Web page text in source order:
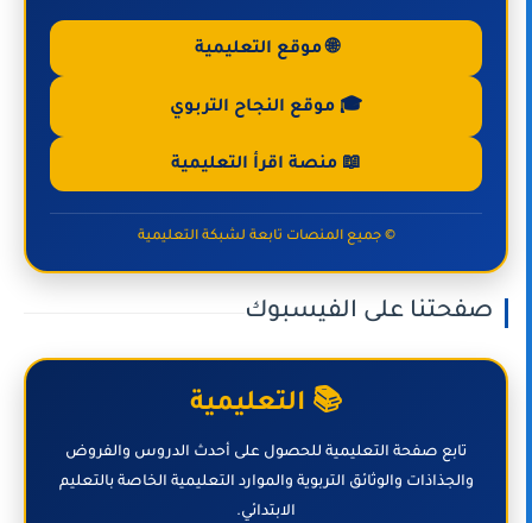
🌐 موقع التعليمية
🎓 موقع النجاح التربوي
📖 منصة اقرأ التعليمية
© جميع المنصات تابعة لشبكة التعليمية
صفحتنا على الفيسبوك
📚 التعليمية
تابع صفحة التعليمية للحصول على أحدث الدروس والفروض
والجذاذات والوثائق التربوية والموارد التعليمية الخاصة بالتعليم
الابتدائي.